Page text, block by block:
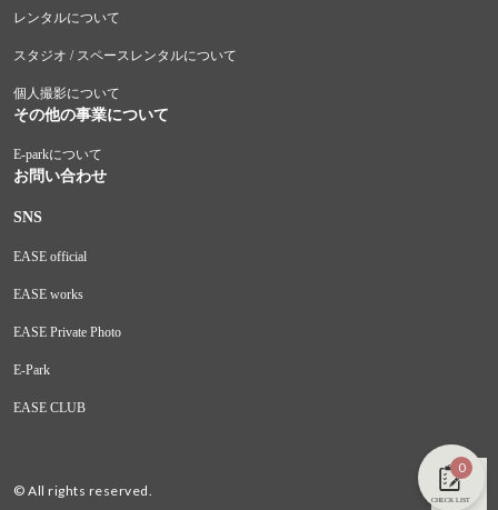
0
CHECK LIST
レンタルについて
スタジオ / スペースレンタルについて
個人撮影について
その他の事業について
E-parkについて
お問い合わせ
SNS
EASE official
EASE works
EASE Private Photo
E-Park
EASE CLUB
© All rights reserved.